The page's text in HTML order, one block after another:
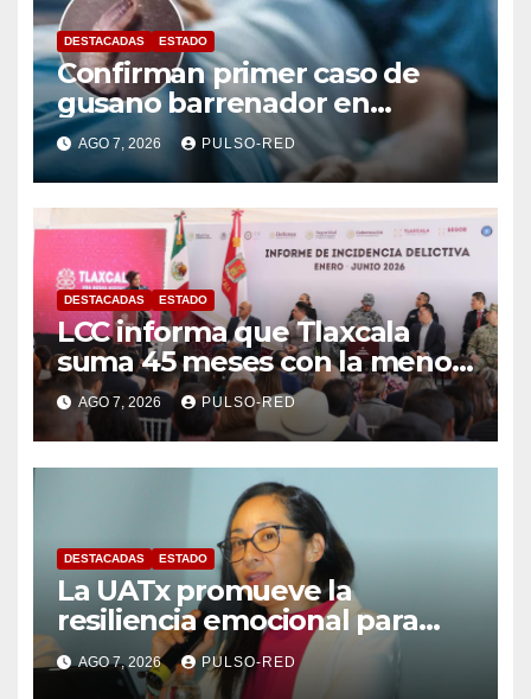
DESTACADAS ESTADO
Confirman primer caso de
gusano barrenador en
humano en Tlaxcala
AGO 7, 2026 PULSO-RED
DESTACADAS ESTADO
LCC informa que Tlaxcala
suma 45 meses con la menor
tasa de delitos en el país
AGO 7, 2026 PULSO-RED
DESTACADAS ESTADO
La UATx promueve la
resiliencia emocional para
fortalecer salud y bienestar
de estudiantes y docentes
AGO 7, 2026 PULSO-RED